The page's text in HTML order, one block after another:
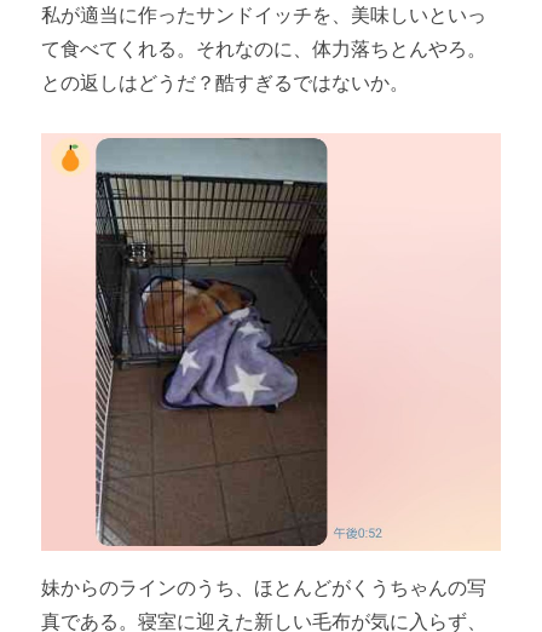
私が適当に作ったサンドイッチを、美味しいといっ
て食べてくれる。それなのに、体力落ちとんやろ。
との返しはどうだ？酷すぎるではないか。
妹からのラインのうち、ほとんどがくうちゃんの写
真である。寝室に迎えた新しい毛布が気に入らず、